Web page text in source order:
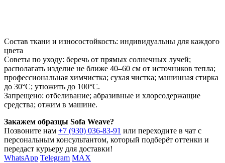
Состав ткани и износостойкость: индивидуальны для каждого
цвета
Советы по уходу: беречь от прямых солнечных лучей;
располагать изделие не ближе 40–60 см от источников тепла;
профессиональная химчистка; сухая чистка; машинная стирка
до 30°C; утюжить до 100°C.
Запрещено: отбеливание; абразивные и хлорсодержащие
средства; отжим в машине.
Закажем образцы Sofa Weave?
Позвоните нам +7 (930) 036-83-91 или переходите в чат с
персональным консультантом, который подберёт оттенки и
передаст курьеру для доставки!
WhatsApp Telegram MAX